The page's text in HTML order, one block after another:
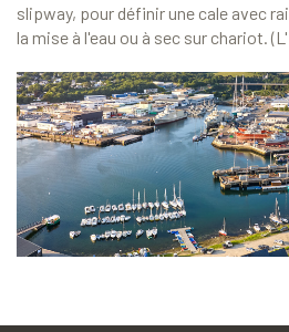
slipway, pour définir une cale avec
la mise à l'eau ou à sec sur chariot.